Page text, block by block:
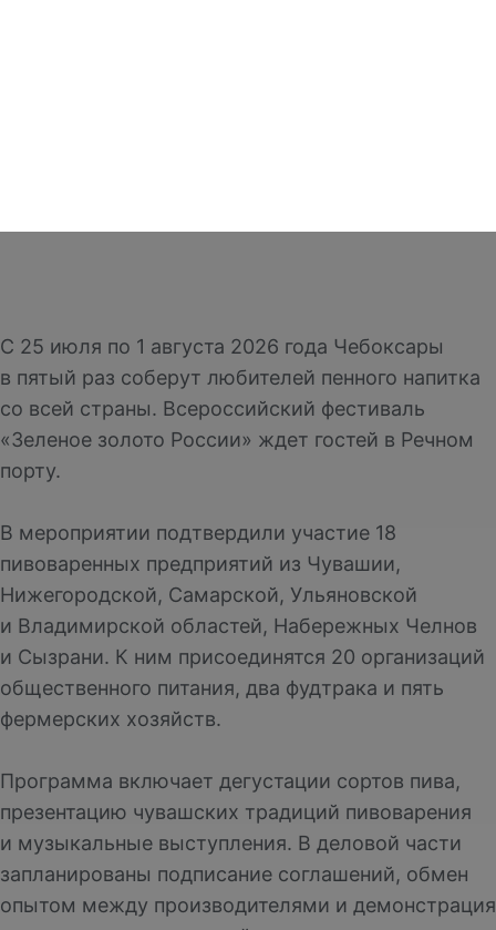
С 25 июля по 1 августа 2026 года Чебоксары
в пятый раз соберут любителей пенного напитка
со всей страны. Всероссийский фестиваль
«Зеленое золото России» ждет гостей в Речном
порту.
В мероприятии подтвердили участие 18
пивоваренных предприятий из Чувашии,
Нижегородской, Самарской, Ульяновской
и Владимирской областей, Набережных Челнов
и Сызрани. К ним присоединятся 20 организаций
общественного питания, два фудтрака и пять
фермерских хозяйств.
Программа включает дегустации сортов пива,
презентацию чувашских традиций пивоварения
и музыкальные выступления. В деловой части
запланированы подписание соглашений, обмен
опытом между производителями и демонстрация